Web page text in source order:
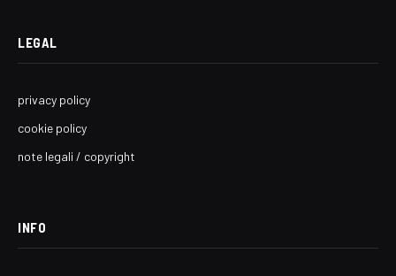
LEGAL
privacy policy
cookie policy
note legali / copyright
INFO